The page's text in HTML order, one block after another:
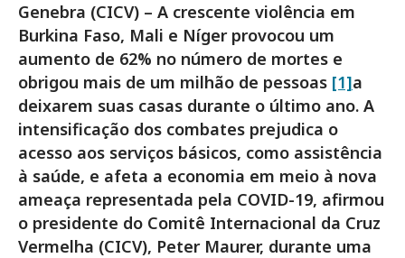
Genebra (CICV) – A crescente violência em
Burkina Faso, Mali e Níger provocou um
aumento de 62% no número de mortes e
obrigou mais de um milhão de pessoas [1]a
deixarem suas casas durante o último ano. A
intensificação dos combates prejudica o
acesso aos serviços básicos, como assistência
à saúde, e afeta a economia em meio à nova
ameaça representada pela COVID-19, afirmou
o presidente do Comitê Internacional da Cruz
Vermelha (CICV), Peter Maurer, durante uma